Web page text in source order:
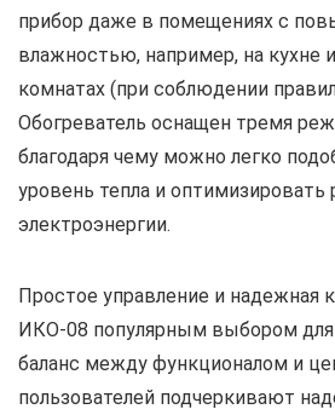
прибор даже в помещениях с
влажностью, например, на кухне
комнатах (при соблюдении
Обогреватель оснащен тремя
благодаря чему можно легко
уровень тепла и оптимизировать
электроэнергии.
Простое управление и надежная
ИКО-08 популярным выбором для
баланс между функционалом и
пользователей подчеркивают